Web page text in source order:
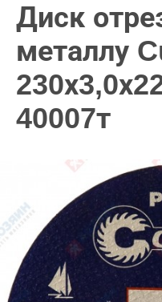
Диск
металлу
40007т